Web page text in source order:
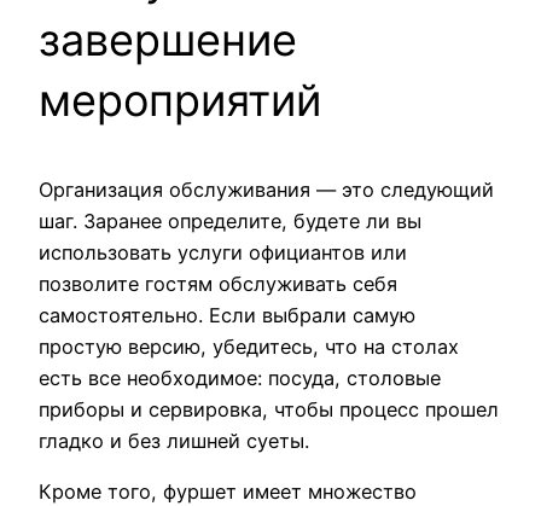
завершение
мероприятий
Организация обслуживания — это следующий
шаг. Заранее определите, будете ли вы
использовать услуги официантов или
позволите гостям обслуживать себя
самостоятельно. Если выбрали самую
простую версию, убедитесь, что на столах
есть все необходимое: посуда, столовые
приборы и сервировка, чтобы процесс прошел
гладко и без лишней суеты.
Кроме того, фуршет имеет множество